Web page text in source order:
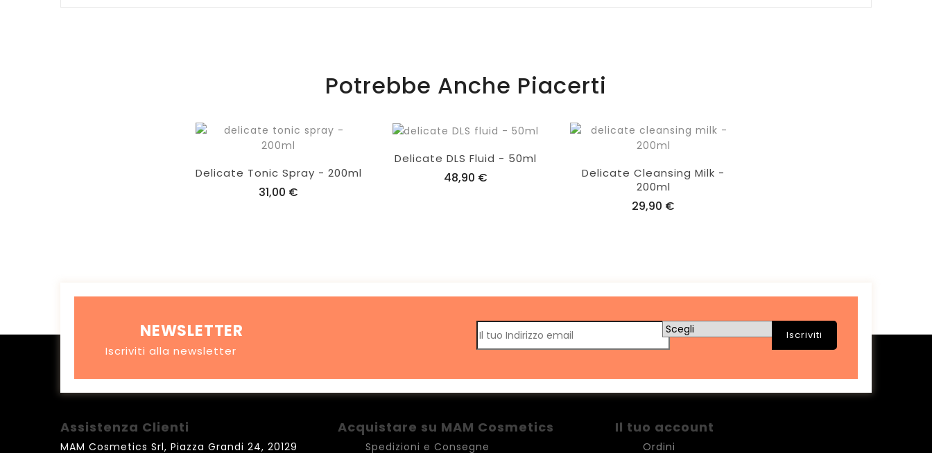
Potrebbe Anche Piacerti
al
carrello
Delicate Tonic Spray - 200ml
31,00 €
Aggiungi
carrello
Delicate DLS Fluid - 50ml
48,90 €
al
carrello
Delicate Cleansing Milk -
200ml
29,90 €
NEWSLETTER
Iscriviti alla newsletter
Assistenza Clienti
MAM Cosmetics Srl, Piazza Grandi 24, 20129
Acquistare su MAM Cosmetics
Spedizioni e Consegne
Il tuo account
Ordini